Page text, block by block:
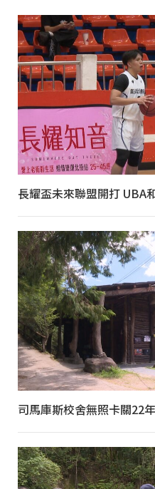
長耀盃未來聯盟開打 UBA
司馬庫斯校舍無照卡關22